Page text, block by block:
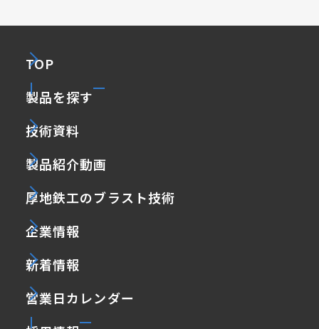
TOP
製品を探す
技術資料
製品紹介動画
厚地鉄工のブラスト技術
企業情報
新着情報
営業日カレンダー